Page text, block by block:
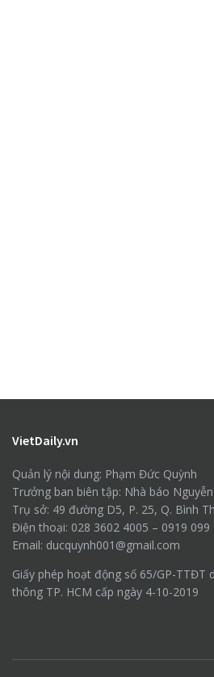
VietDaily.vn
Quản lý nội dung: Phạm Đức Quỳnh
Trưởng ban biên tập: Nhà báo
Trụ sở: 49 đường D5, P. 25, Q. Bình
Điện thoại: 028 3602 4005 – 0919 099
Email: ducquynh001@gmail.com
Giấy phép hoạt động số 65/GP-TTĐT
thông TP. HCM cấp ngày 4-10-2019